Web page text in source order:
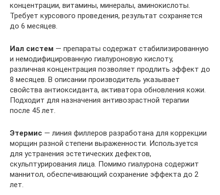
концентрации, витамины, минералы, аминокислоты.
Требует курсового проведения, результат сохраняется
до 6 месяцев.
Иал систем — препараты содержат стабилизированную
и немодифицированную гиалуроновую кислоту,
различная концентрация позволяет продлить эффект до
8 месяцев. В описании производитель указывает
свойства антиоксиданта, активатора обновления кожи.
Подходит для назначения антивозрастной терапии
после 45 лет.
Этермис — линия филлеров разработана для коррекции
морщин разной степени выраженности. Используется
для устранения эстетических дефектов,
скульптурирования лица. Помимо гиалурона содержит
маннитол, обеспечивающий сохранение эффекта до 2
лет.